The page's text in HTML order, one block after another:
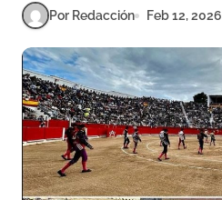
Por Redacción Feb 12, 2026